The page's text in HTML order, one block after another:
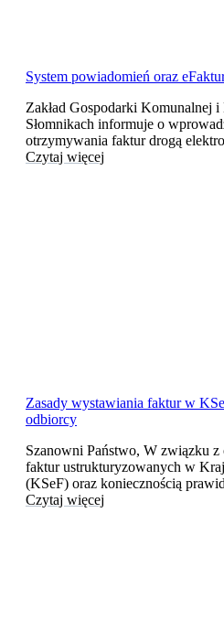
System powiadomień oraz
Zakład Gospodarki Komunalnej
Słomnikach informuje o
otrzymywania faktur drogą
Czytaj więcej
Zasady wystawiania faktur w
odbiorcy
Szanowni Państwo, W związku
faktur ustrukturyzowanych w
(KSeF) oraz koniecznością
Czytaj więcej